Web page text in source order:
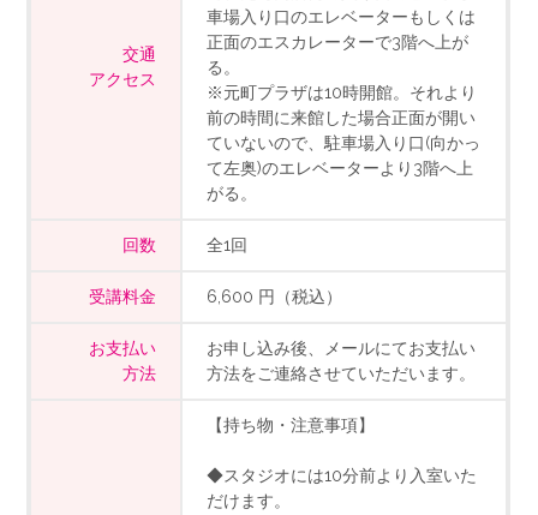
交通
アクセス
車場入り口のエレベーターもしくは
正面のエスカレーターで3階へ上が
る。
※元町プラザは10時開館。それより
前の時間に来館した場合正面が開い
ていないので、駐車場入り口(向かっ
て左奥)のエレベーターより3階へ上
がる。
回数 全1回
受講料金 6,600 円（税込）
お支払い
方法
お申し込み後、メールにてお支払い
方法をご連絡させていただいます。
【持ち物・注意事項】
◆スタジオには10分前より入室いた
だけます。